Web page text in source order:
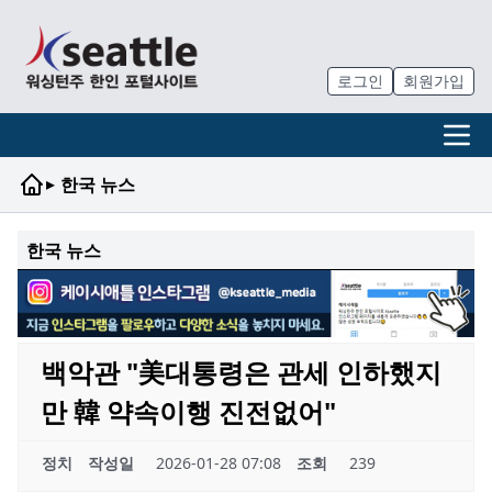
로그인 회원가입
▸ 한국 뉴스
한국 뉴스
백악관 "美대통령은 관세 인하했지
만 韓 약속이행 진전없어"
정치 작성일 2026-01-28 07:08 조회 239